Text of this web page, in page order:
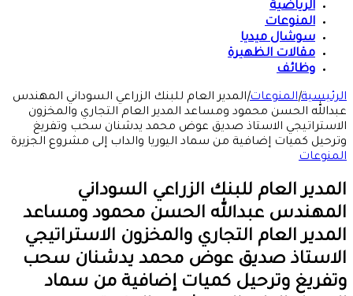
الرياضية
المنوعات
سوشال ميديا
مقالات الظهيرة
وظائف
الرئيسية|المنوعات|المدير العام للبنك الزراعي السوداني المهندس
عبدالله الحسن محمود ومساعد المدير العام التجاري والمخزون
الاستراتيجي الاستاذ صديق عوض محمد يدشنان سحب وتفريغ
وترحيل كميات إضافية من سماد اليوريا والداب إلى مشروع الجزيرة
المنوعات
المدير العام للبنك الزراعي السوداني
المهندس عبدالله الحسن محمود ومساعد
المدير العام التجاري والمخزون الاستراتيجي
الاستاذ صديق عوض محمد يدشنان سحب
وتفريغ وترحيل كميات إضافية من سماد